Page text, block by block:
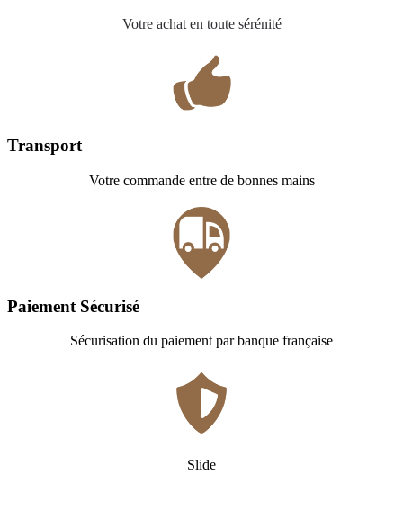
Votre achat en toute sérénité
Transport
Votre commande entre de bonnes mains
Paiement Sécurisé
Sécurisation du paiement par banque française
Slide